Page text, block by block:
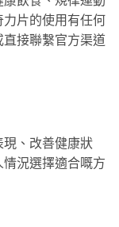
片的使用有任何
接聯繫官方渠道
、改善健康狀
況選擇適合嘅方